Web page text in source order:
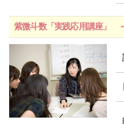
紫微斗数「実践応用講座」